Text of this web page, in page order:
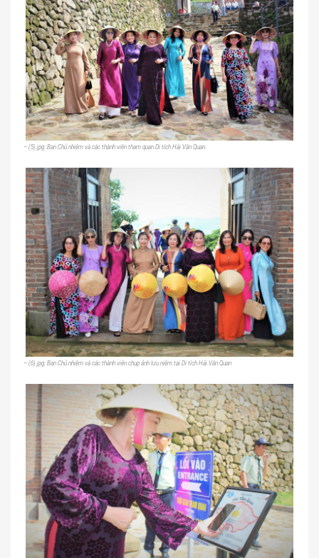
– (5).jpg: Ban Chủ nhiệm và các thành viên tham quan Di tích Hải Vân Quan.
– (6).jpg: Ban Chủ nhiệm và các thành viên chụp ảnh lưu niệm tại Di tích Hải Vân Quan